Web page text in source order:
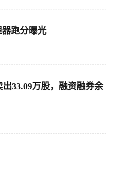
器跑分曝光
33.09万股，融资融券余